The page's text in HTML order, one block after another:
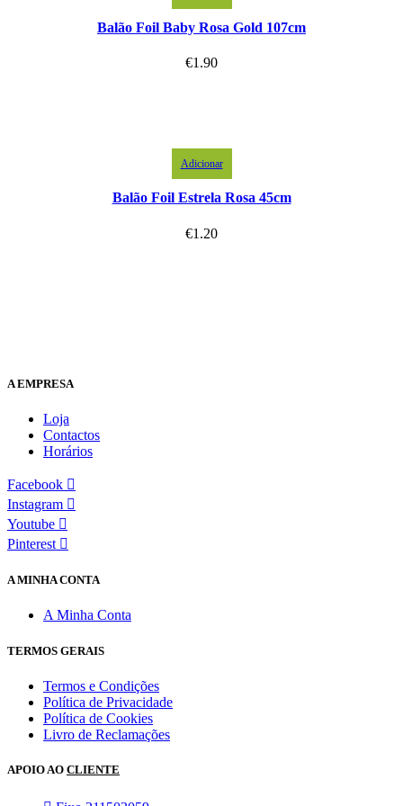
Balão Foil Baby Rosa Gold 107cm
€1.90
Adicionar
Balão Foil Estrela Rosa 45cm
€1.20
A EMPRESA
Loja
Contactos
Horários
Facebook
Instagram
Youtube
Pinterest
A MINHA CONTA
A Minha Conta
TERMOS GERAIS
Termos e Condições
Política de Privacidade
Política de Cookies
Livro de Reclamações
APOIO AO CLIENTE